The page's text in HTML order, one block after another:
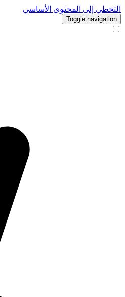
التخطي إلى المحتوى الأساسي
Toggle navigation